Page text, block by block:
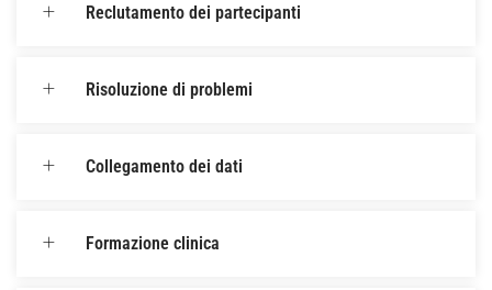
Reclutamento dei partecipanti
Risoluzione di problemi
Collegamento dei dati
Formazione clinica